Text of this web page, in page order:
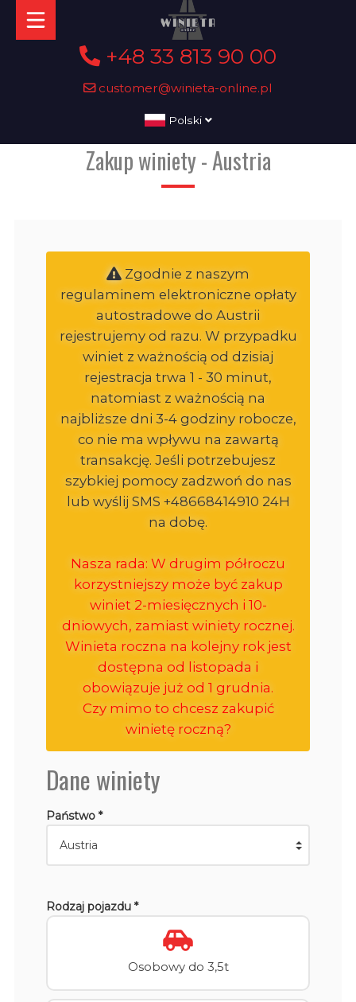
+48 33 813 90 00
customer@winieta-online.pl
Polski
Zakup winiety - Austria
Zgodnie z naszym
regulaminem elektroniczne opłaty
autostradowe do Austrii
rejestrujemy od razu. W przypadku
winiet z ważnością od dzisiaj
rejestracja trwa 1 - 30 minut,
natomiast z ważnością na
najbliższe dni 3-4 godziny robocze,
co nie ma wpływu na zawartą
transakcję. Jeśli potrzebujesz
szybkiej pomocy zadzwoń do nas
lub wyślij SMS +48668414910 24H
na dobę.
Nasza rada: W drugim półroczu
korzystniejszy może być zakup
winiet 2-miesięcznych i 10-
dniowych, zamiast winiety rocznej.
Winieta roczna na kolejny rok jest
dostępna od listopada i
obowiązuje już od 1 grudnia.
Czy mimo to chcesz zakupić
winietę roczną?
Dane winiety
Państwo *
Rodzaj pojazdu *
Osobowy do 3,5t